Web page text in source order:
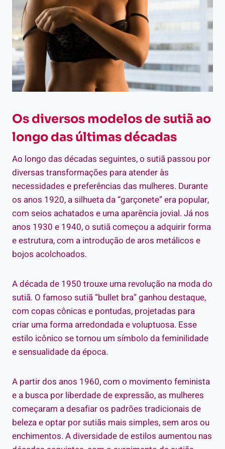
Os diversos modelos de sutiã ao
longo das últimas décadas
Ao longo das décadas seguintes, o sutiã passou por
diversas transformações para atender às
necessidades e preferências das mulheres. Durante
os anos 1920, a silhueta da “garçonete” era popular,
com seios achatados e uma aparência jovial. Já nos
anos 1930 e 1940, o sutiã começou a adquirir forma
e estrutura, com a introdução de aros metálicos e
bojos acolchoados.
A década de 1950 trouxe uma revolução na moda do
sutiã. O famoso sutiã “bullet bra” ganhou destaque,
com copas cônicas e pontudas, projetadas para
criar uma forma arredondada e voluptuosa. Esse
estilo icônico se tornou um símbolo da feminilidade
e sensualidade da época.
A partir dos anos 1960, com o movimento feminista
e a busca por liberdade de expressão, as mulheres
começaram a desafiar os padrões tradicionais de
beleza e optar por sutiãs mais simples, sem aros ou
enchimentos. A diversidade de estilos aumentou nas